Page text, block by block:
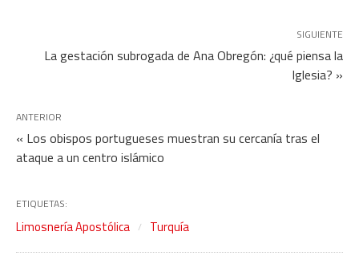
SIGUIENTE
La gestación subrogada de Ana Obregón: ¿qué piensa la
Iglesia? »
ANTERIOR
« Los obispos portugueses muestran su cercanía tras el
ataque a un centro islámico
ETIQUETAS:
Limosnería Apostólica Turquía